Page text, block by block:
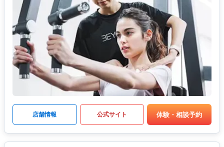
店舗情報 公式サイト 体験・相談予約